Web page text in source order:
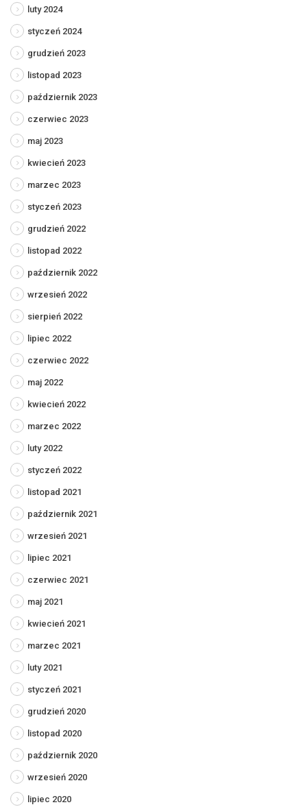
luty 2024
styczeń 2024
grudzień 2023
listopad 2023
październik 2023
czerwiec 2023
maj 2023
kwiecień 2023
marzec 2023
styczeń 2023
grudzień 2022
listopad 2022
październik 2022
wrzesień 2022
sierpień 2022
lipiec 2022
czerwiec 2022
maj 2022
kwiecień 2022
marzec 2022
luty 2022
styczeń 2022
listopad 2021
październik 2021
wrzesień 2021
lipiec 2021
czerwiec 2021
maj 2021
kwiecień 2021
marzec 2021
luty 2021
styczeń 2021
grudzień 2020
listopad 2020
październik 2020
wrzesień 2020
lipiec 2020